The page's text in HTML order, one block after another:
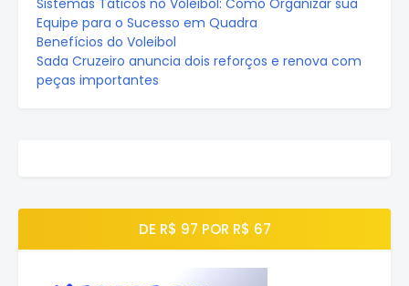
Sistemas Táticos no Voleibol: Como Organizar sua
Equipe para o Sucesso em Quadra
Benefícios do Voleibol
Sada Cruzeiro anuncia dois reforços e renova com
peças importantes
DE R$ 97 POR R$ 67